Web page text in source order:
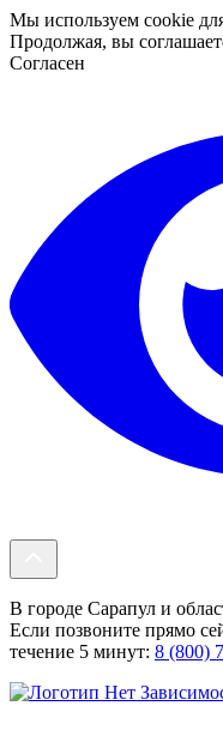
Мы используем cookie
Продолжая, вы
Согласен
В городе Сарапул и
Если позвоните прямо
течение 5 минут: 8 (800)